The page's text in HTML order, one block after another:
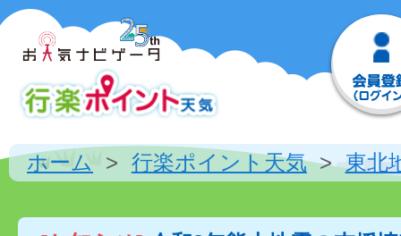
ホーム 行楽ポイント天気 東北